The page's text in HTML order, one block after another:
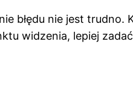
błędu nie jest trudno.
widzenia, lepiej